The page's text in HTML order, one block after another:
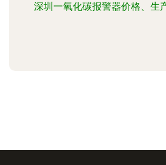
深圳一氧化碳报警器价格、生